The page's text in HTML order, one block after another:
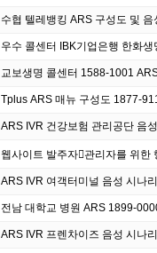
수협 텔레뱅킹 ARS 구성도 및
우수 콜센터 IBK기업
교보생명 콜센터 1588-1001
Tplus ARS 매뉴 구성도 1877-
ARS IVR 건강보험 관리공단 음
ARS IVR 여객터미널 음성 시나
전남 대학교 병원 ARS 1899-
ARS IVR 프렌차이즈 음성 시나